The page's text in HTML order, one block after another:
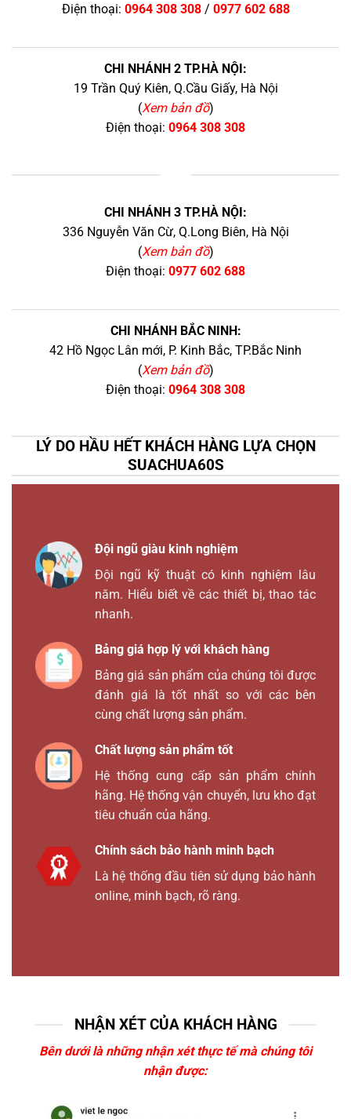
Điện thoại: 0964 308 308/ 0977 602 688
CHI NHÁNH 2 TP.HÀ NỘI:
19 Trần Quý Kiên, Q.Cầu Giấy, Hà Nội
(Xem bản đồ)
Điện thoại: 0964 308 308
CHI NHÁNH 3 TP.HÀ NỘI:
336 Nguyễn Văn Cừ, Q.Long Biên, Hà Nội
(Xem bản đồ)
Điện thoại: 0977 602 688
CHI NHÁNH BẮC NINH:
42 Hồ Ngọc Lân mới, P. Kinh Bắc, TP.Bắc Ninh
(Xem bản đồ)
Điện thoại: 0964 308 308
LÝ DO HẦU HẾT KHÁCH HÀNG LỰA CHỌN
SUACHUA60S
Đội ngũ giàu kinh nghiệm
Đội ngũ kỹ thuật có kinh nghiệm lâu
năm. Hiểu biết về các thiết bị, thao tác
nhanh.
Bảng giá hợp lý với khách hàng
Bảng giá sản phẩm của chúng tôi được
đánh giá là tốt nhất so với các bên
cùng chất lượng sản phẩm.
Chất lượng sản phẩm tốt
Hệ thống cung cấp sản phẩm chính
hãng. Hệ thống vận chuyển, lưu kho đạt
tiêu chuẩn của hãng.
Chính sách bảo hành minh bạch
Là hệ thống đầu tiên sử dụng bảo hành
online, minh bạch, rõ ràng.
NHẬN XÉT CỦA KHÁCH HÀNG
Bên dưới là những nhận xét thực tế mà chúng tôi
nhận được: